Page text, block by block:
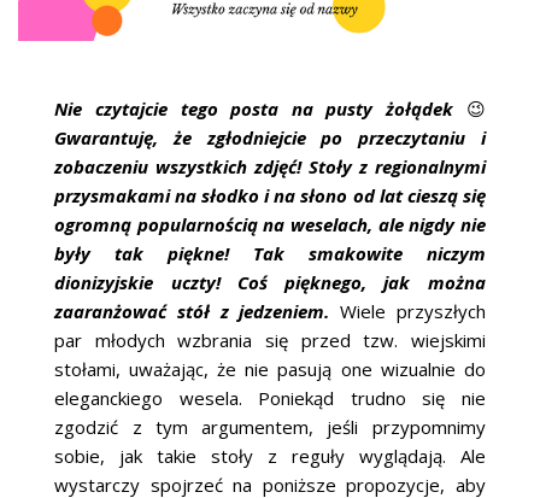
Nie czytajcie tego posta na pusty żołądek😉
Gwarantuję, że zgłodniejcie po przeczytaniu i
zobaczeniu wszystkich zdjęć! Stoły z regionalnymi
przysmakami na słodko i na słono od lat cieszą się
ogromną popularnością na weselach, ale nigdy nie
były tak piękne! Tak smakowite niczym
dionizyjskie uczty! Coś pięknego, jak można
zaaranżować stół z jedzeniem. Wiele przyszłych
par młodych wzbrania się przed tzw. wiejskimi
stołami, uważając, że nie pasują one wizualnie do
eleganckiego wesela. Poniekąd trudno się nie
zgodzić z tym argumentem, jeśli przypomnimy
sobie, jak takie stoły z reguły wyglądają. Ale
wystarczy spojrzeć na poniższe propozycje, aby